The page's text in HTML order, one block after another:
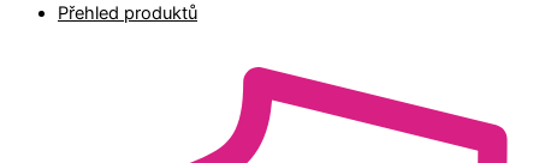
Přehled produktů